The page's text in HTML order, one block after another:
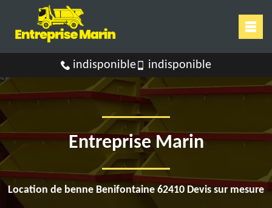
indisponible indisponible
Entreprise Marin
Location de benne Benifontaine 62410 Devis sur mesure